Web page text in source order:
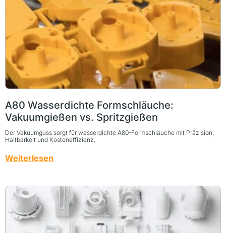
A80 Wasserdichte Formschläuche:
Vakuumgießen vs. Spritzgießen
Der Vakuumguss sorgt für wasserdichte A80-Formschläuche mit Präzision,
Haltbarkeit und Kosteneffizienz.
Weiterlesen